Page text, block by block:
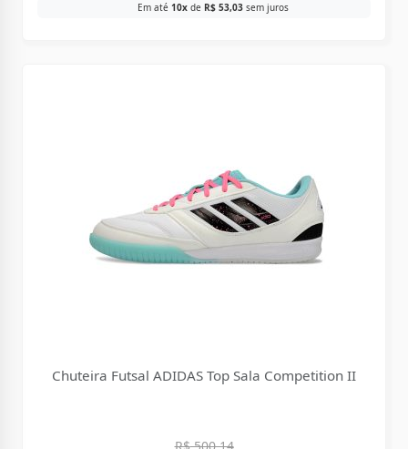
Em até 10xde R$53,03sem juros
Chuteira Futsal ADIDAS Top Sala Competition II